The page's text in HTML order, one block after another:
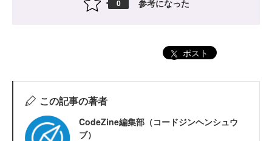
0 参考になった
ポスト
この記事の著者
CodeZine編集部（コードジンヘンシュウ
ブ）